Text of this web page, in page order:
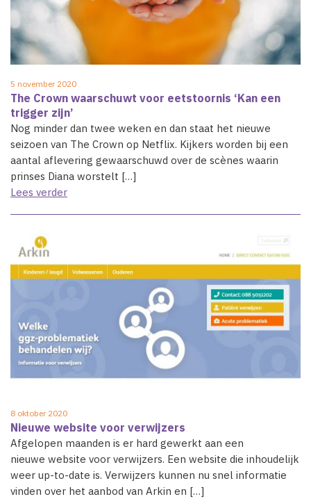
5 november 2020
The Crown waarschuwt voor eetstoornis ‘Kan een
trigger zijn’
Nog minder dan twee weken en dan staat het nieuwe
seizoen van The Crown op Netflix. Kijkers worden bij een
aantal aflevering gewaarschuwd over de scènes waarin
prinses Diana worstelt […]
Lees verder
8 oktober 2020
Nieuwe website voor verwijzers
Afgelopen maanden is er hard gewerkt aan een
nieuwe website​ voor verwijzers. Een website die inhoudelijk
weer up-to-date is. Verwijzers kunnen nu snel informatie
vinden over het aanbod van Arkin en […]